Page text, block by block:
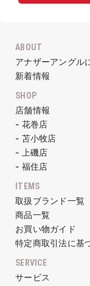
ABOUT
アナザーアングル
新着情報
SHOP
店舗情報
- 花巻店
- 苫小牧店
- 上磯店
- 福住店
ITEMS
取扱ブランド一覧
商品一覧
お買い物ガイド
特定商取引法に基
SERVICE
サービス